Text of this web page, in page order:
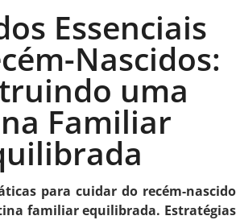
Essenciais
Nascidos:
uma
Familiar
para cuidar do recém-nascido
familiar equilibrada. Estratégias